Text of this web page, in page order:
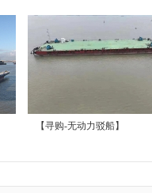
【寻购-无动力驳船】